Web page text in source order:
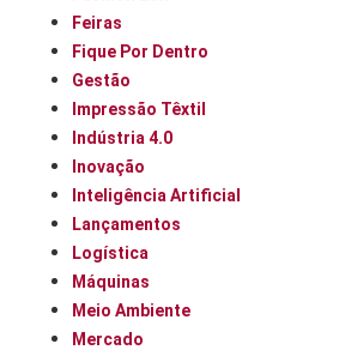
Feiras
Fique Por Dentro
Gestão
Impressão Têxtil
Indústria 4.0
Inovação
Inteligência Artificial
Lançamentos
Logística
Máquinas
Meio Ambiente
Mercado